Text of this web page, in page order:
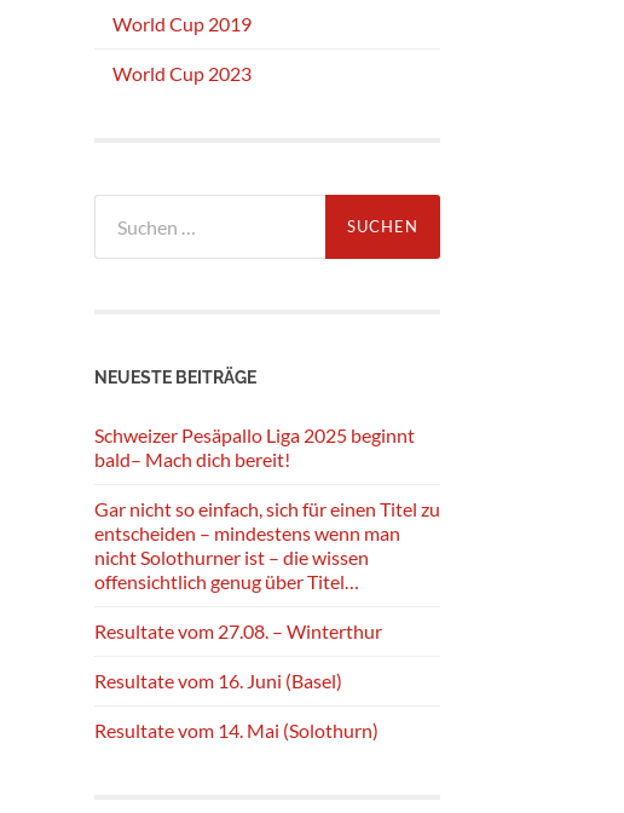
World Cup 2019
World Cup 2023
nach:
NEUESTE BEITRÄGE
Schweizer Pesäpallo Liga 2025 beginnt
bald– Mach dich bereit!
Gar nicht so einfach, sich für einen Titel zu
entscheiden – mindestens wenn man
nicht Solothurner ist – die wissen
offensichtlich genug über Titel…
Resultate vom 27.08. – Winterthur
Resultate vom 16. Juni (Basel)
Resultate vom 14. Mai (Solothurn)